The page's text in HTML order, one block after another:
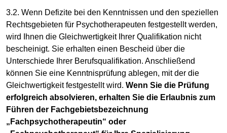
3.2. Wenn Defizite bei den Kenntnissen und den speziellen
Rechtsgebieten für Psychotherapeuten festgestellt werden,
wird Ihnen die Gleichwertigkeit Ihrer Qualifikation nicht
bescheinigt. Sie erhalten einen Bescheid über die
Unterschiede Ihrer Berufsqualifikation. Anschließend
können Sie eine Kenntnisprüfung ablegen, mit der die
Gleichwertigkeit festgestellt wird. Wenn Sie die Prüfung
erfolgreich absolvieren, erhalten Sie die Erlaubnis zum
Führen der Fachgebietsbezeichnung
„Fachpsychotherapeutin“ oder